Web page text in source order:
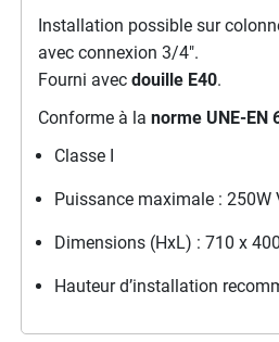
Installation possible sur
avec connexion 3/4".
Fourni avec douille E40.
Conforme à la norme UNE-EN
Classe I
Puissance maximale : 250W
Dimensions (HxL) : 710 x
Hauteur d’installation